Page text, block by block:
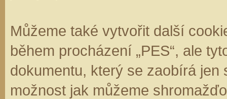
Můžeme také vytvořit další
během procházení „PES“, ale
dokumentu, který se zaobírá jen
možnost jak můžeme